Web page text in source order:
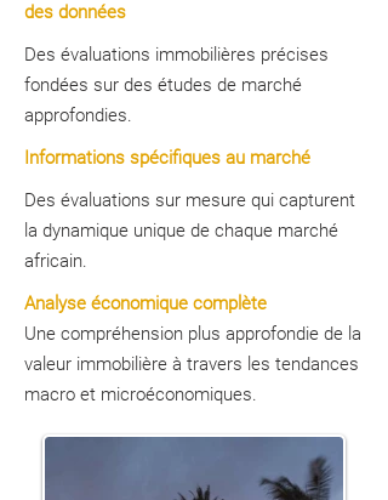
des données
Des évaluations immobilières précises
fondées sur des études de marché
approfondies.
Informations spécifiques au marché
Des évaluations sur mesure qui capturent
la dynamique unique de chaque marché
africain.
Analyse économique complète
Une compréhension plus approfondie de la
valeur immobilière à travers les tendances
macro et microéconomiques.